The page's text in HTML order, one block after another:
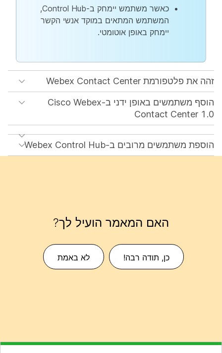
כאשר משתמש יימחק ב-Control Hub,
המשתמש המתאים במוקד אנשי הקשר
יימחק באופן אוטומטי.
זהה את פלטפורמת Webex Contact Center
הוסף משתמשים באופן ידני ב-Cisco Webex
Contact Center 1.0
הוספת משתמשים מרובים ב-Webex Control Hub
האם המאמר הועיל לך?
כן, תודה רבה! לא באמת